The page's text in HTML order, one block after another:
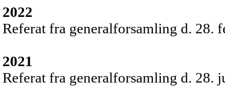
2022
Referat fra generalforsamling d. 28.
2021
Referat fra generalforsamling d. 28.